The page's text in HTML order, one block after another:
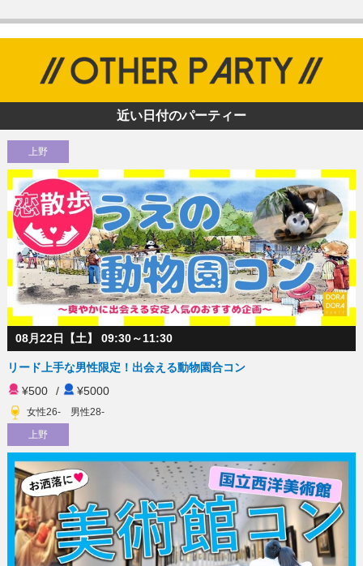
近い日付のパーティー
上野
08月22日【土】 09:30～11:30
リード上手な男性限定！出会える動物園合コン
¥500
/ ¥5000
女性26- 男性28-
上野